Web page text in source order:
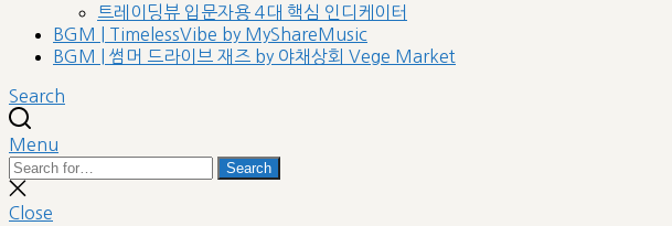
트레이딩뷰 입문자용 4대 핵심 인디케이터
BGM | TimelessVibe by MyShareMusic
BGM | 썸머 드라이브 재즈 by 야채상회 Vege Market
Search
Menu
Search
for:
Search
Close
search
Close